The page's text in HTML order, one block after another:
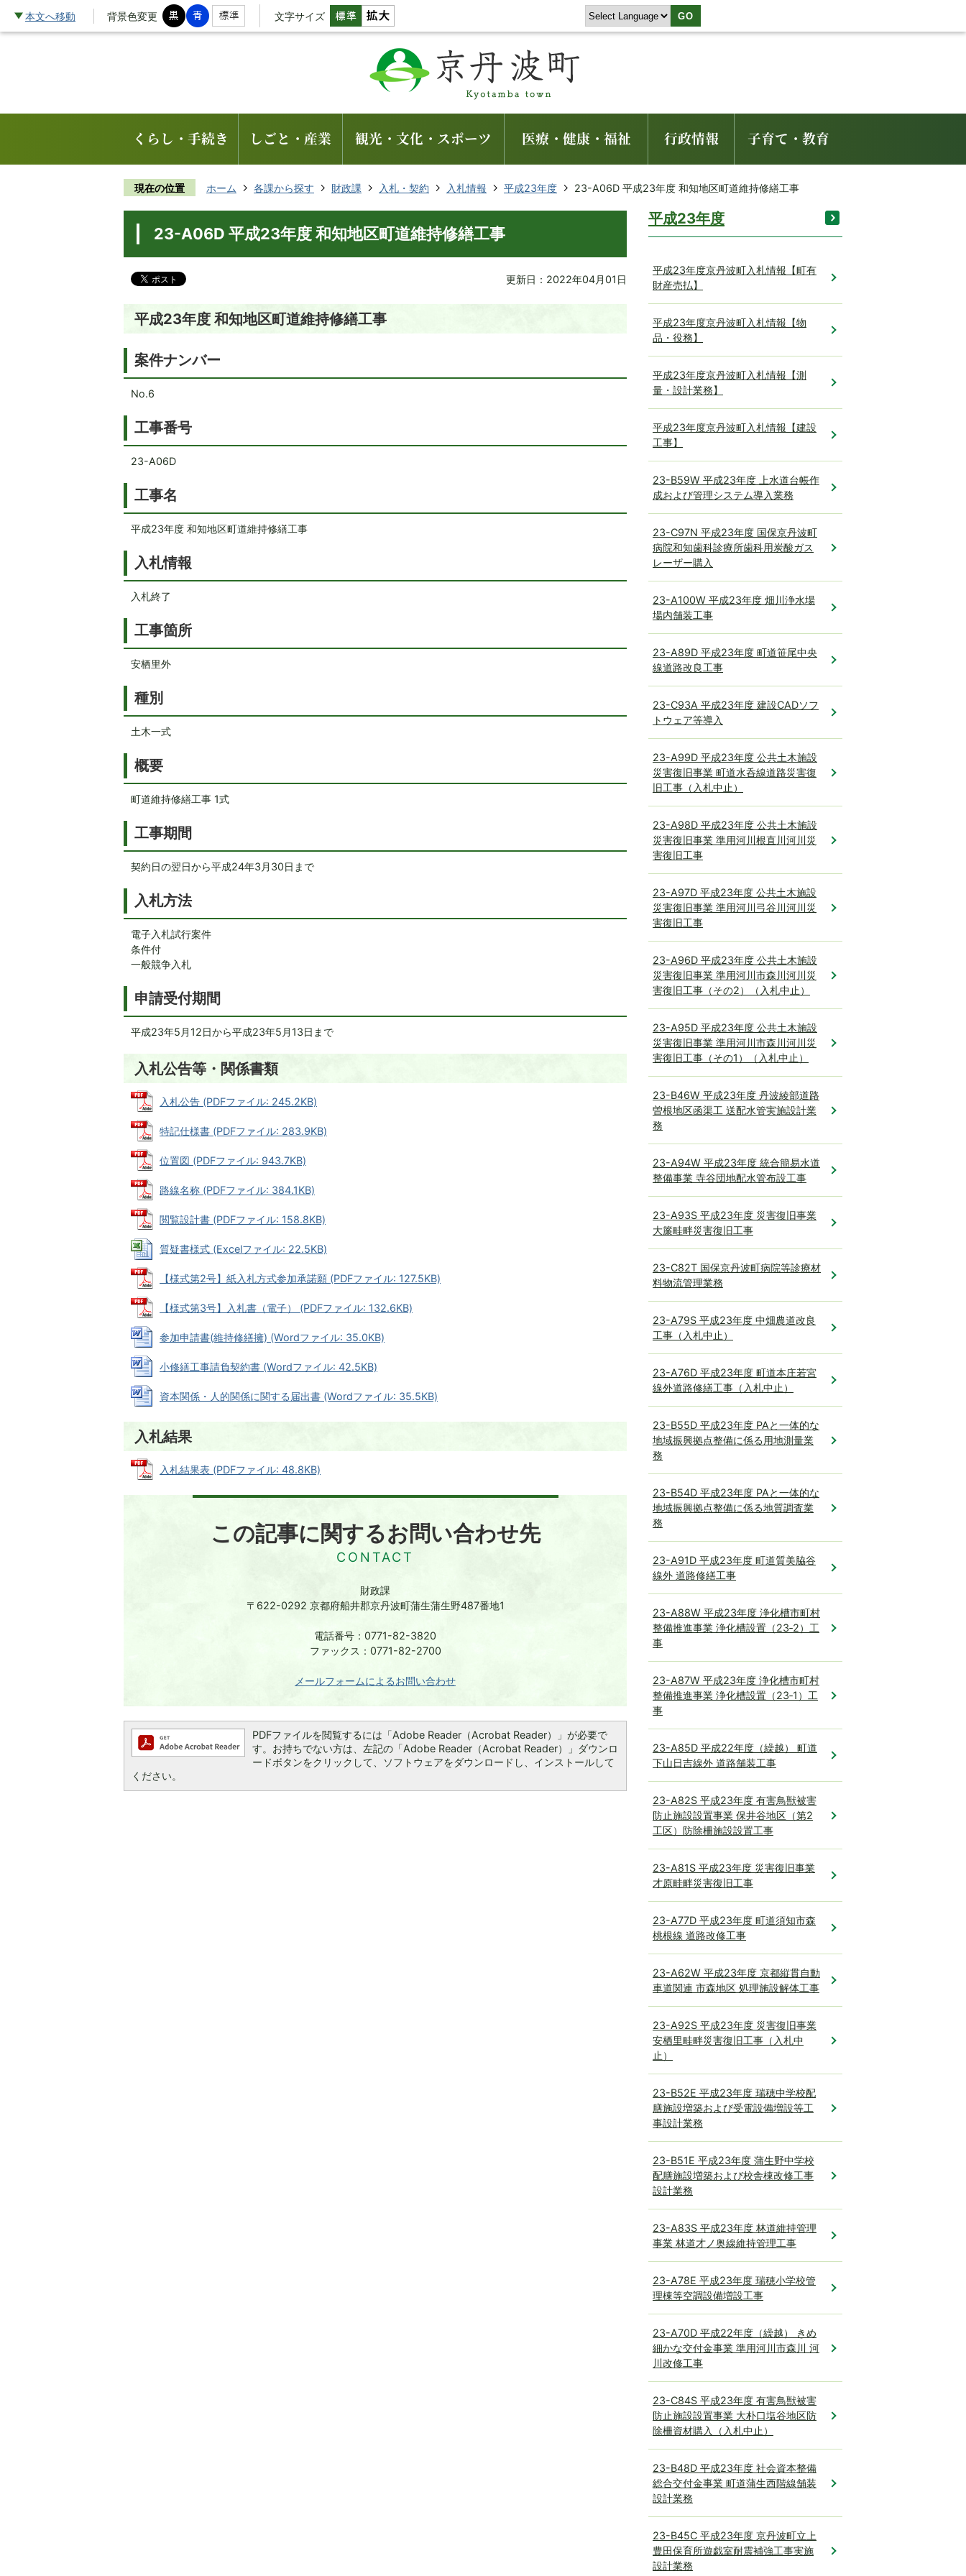
本文へ移動 背景色変更 文字サイズ GO
くらし・手続き しごと・産業 観光・文化・スポーツ 医療・健康・福祉 行政情報 子育て・教育
現在の位置 ホーム 各課から探す 財政課 入札・契約 入札情報 平成23年度 23-A06D 平成23年度 和知地区町道維持修繕工事
23-A06D 平成23年度 和知地区町道維持修繕工事
更新日：2022年04月01日
平成23年度 和知地区町道維持修繕工事
案件ナンバー
No.6
工事番号
23-A06D
工事名
平成23年度 和知地区町道維持修繕工事
入札情報
入札終了
工事箇所
安栖里外
種別
土木一式
概要
町道維持修繕工事 1式
工事期間
契約日の翌日から平成24年3月30日まで
入札方法
電子入札試行案件
条件付
一般競争入札
申請受付期間
平成23年5月12日から平成23年5月13日まで
入札公告等・関係書類
入札公告 (PDFファイル: 245.2KB)
特記仕様書 (PDFファイル: 283.9KB)
位置図 (PDFファイル: 943.7KB)
路線名称 (PDFファイル: 384.1KB)
閲覧設計書 (PDFファイル: 158.8KB)
質疑書様式 (Excelファイル: 22.5KB)
【様式第2号】紙入札方式参加承諾願 (PDFファイル: 127.5KB)
【様式第3号】入札書（電子） (PDFファイル: 132.6KB)
参加申請書(維持修繕擁) (Wordファイル: 35.0KB)
小修繕工事請負契約書 (Wordファイル: 42.5KB)
資本関係・人的関係に関する届出書 (Wordファイル: 35.5KB)
入札結果
入札結果表 (PDFファイル: 48.8KB)
この記事に関するお問い合わせ先
財政課
〒622-0292 京都府船井郡京丹波町蒲生蒲生野487番地1
電話番号：0771-82-3820
ファックス：0771-82-2700
メールフォームによるお問い合わせ
PDFファイルを閲覧するには「Adobe Reader（Acrobat Reader）」が必要で
す。お持ちでない方は、左記の「Adobe Reader（Acrobat Reader）」ダウンロ
ードボタンをクリックして、ソフトウェアをダウンロードし、インストールして
ください。
平成23年度
平成23年度京丹波町入札情報【町有
財産売払】
平成23年度京丹波町入札情報【物
品・役務】
平成23年度京丹波町入札情報【測
量・設計業務】
平成23年度京丹波町入札情報【建設
工事】
23-B59W 平成23年度 上水道台帳作
成および管理システム導入業務
23-C97N 平成23年度 国保京丹波町
病院和知歯科診療所歯科用炭酸ガス
レーザー購入
23-A100W 平成23年度 畑川浄水場
場内舗装工事
23-A89D 平成23年度 町道笹尾中央
線道路改良工事
23-C93A 平成23年度 建設CADソフ
トウェア等導入
23-A99D 平成23年度 公共土木施設
災害復旧事業 町道水呑線道路災害復
旧工事（入札中止）
23-A98D 平成23年度 公共土木施設
災害復旧事業 準用河川根直川河川災
害復旧工事
23-A97D 平成23年度 公共土木施設
災害復旧事業 準用河川弓谷川河川災
害復旧工事
23-A96D 平成23年度 公共土木施設
災害復旧事業 準用河川市森川河川災
害復旧工事（その2）（入札中止）
23-A95D 平成23年度 公共土木施設
災害復旧事業 準用河川市森川河川災
害復旧工事（その1）（入札中止）
23-B46W 平成23年度 丹波綾部道路
曽根地区函渠工 送配水管実施設計業
務
23-A94W 平成23年度 統合簡易水道
整備事業 寺谷団地配水管布設工事
23-A93S 平成23年度 災害復旧事業
大簾畦畔災害復旧工事
23-C82T 国保京丹波町病院等診療材
料物流管理業務
23-A79S 平成23年度 中畑農道改良
工事（入札中止）
23-A76D 平成23年度 町道本庄若宮
線外道路修繕工事（入札中止）
23-B55D 平成23年度 PAと一体的な
地域振興拠点整備に係る用地測量業
務
23-B54D 平成23年度 PAと一体的な
地域振興拠点整備に係る地質調査業
務
23-A91D 平成23年度 町道質美脇谷
線外 道路修繕工事
23-A88W 平成23年度 浄化槽市町村
整備推進事業 浄化槽設置（23‐2）工
事
23-A87W 平成23年度 浄化槽市町村
整備推進事業 浄化槽設置（23‐1）工
事
23-A85D 平成22年度（繰越） 町道
下山日吉線外 道路舗装工事
23-A82S 平成23年度 有害鳥獣被害
防止施設設置事業 保井谷地区（第2
工区）防除柵施設設置工事
23-A81S 平成23年度 災害復旧事業
才原畦畔災害復旧工事
23-A77D 平成23年度 町道須知市森
桃根線 道路改修工事
23-A62W 平成23年度 京都縦貫自動
車道関連 市森地区 処理施設解体工事
23-A92S 平成23年度 災害復旧事業
安栖里畦畔災害復旧工事（入札中
止）
23-B52E 平成23年度 瑞穂中学校配
膳施設増築および受電設備増設等工
事設計業務
23-B51E 平成23年度 蒲生野中学校
配膳施設増築および校舎棟改修工事
設計業務
23-A83S 平成23年度 林道維持管理
事業 林道才ノ奥線維持管理工事
23-A78E 平成23年度 瑞穂小学校管
理棟等空調設備増設工事
23-A70D 平成22年度（繰越） きめ
細かな交付金事業 準用河川市森川 河
川改修工事
23-C84S 平成23年度 有害鳥獣被害
防止施設設置事業 大朴口塩谷地区防
除柵資材購入（入札中止）
23-B48D 平成23年度 社会資本整備
総合交付金事業 町道蒲生西階線舗装
設計業務
23-B45C 平成23年度 京丹波町立上
豊田保育所遊戯室耐震補強工事実施
設計業務